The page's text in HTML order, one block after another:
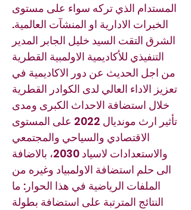
المستدام الذي تركه سواء على مستوى
الخبرات الادارية او المنشآت العالمية.
الشرق التقت السيد خليل الجابر المدير
التنفيذي للأكاديمية الاولمبية القطرية
من اجل الحديث عن دور الاكاديمية في
تعزيز الاداء العالي لدى الكوادر القطرية
خلال استضافة الاحداث الكبرى ومدى
تأثير ارث مونديال 2022 على المستوى
الاقتصادي والسياحي والمجتمعي
والاستعدادات لاسياد 2030، بالاضافة
الى حلم استضافة الاولمبياد وغيره من
الملفات الرياضية في هذا الحوار: ما
النتائج المترتبة على استضافة بطولة